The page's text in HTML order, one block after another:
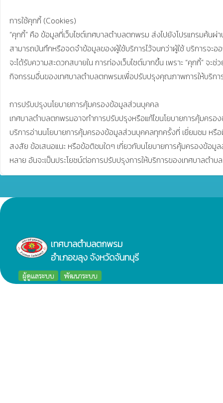
การใช้คุกกี้ (Cookies)
“คุกกี้” คือ ข้อมูลที่เว็บไซต์เทศบาลตำบลตกพรม ส่งไปยังโปรแกรมค้นผ่
สามารถบันทึกหรือจดจําข้อมูลของผู้ใช้บริการไว้จนกว่าผู้ใช้ บริการจะอ
จะได้รับความสะดวกสบายใน การท่องเว็บไซต์มากขึ้น เพราะ “คุกกี้” จะ
กิจกรรมอื่นของเทศบาลตำบลตกพรมเพื่อปรับปรุงคุณภาพการให้บริก
การปรับปรุงนโยบายการคุ้มครองข้อมูลส่วนบุคคล
เทศบาลตำบลตกพรมอาจทำการปรับปรุงหรือแก้ไขนโยบายการคุ้มครอ
บริการอ่านนโยบายการคุ้มครองข้อมูลส่วนบุคคลทุกครั้งที่ เยี่ยมชม ห
สงสัย ข้อเสนอแนะ หรือข้อติชมใดๆ เกี่ยวกับนโยบายการคุ้มครองข้
หลาย อันจะเป็นประโยชน์ต่อการปรับปรุงการให้บริการของเทศบาลต
เทศบาลตำบลตกพรม
อำเภอขลุง จังหวัดจันทบุรี
ผู้ดูแลระบบ พัฒนาระบบ